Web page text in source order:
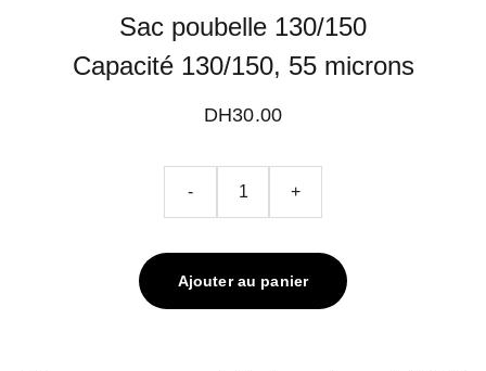
Sac poubelle 130/150
Capacité 130/150, 55 microns
DH30.00
- +
Ajouter au panier